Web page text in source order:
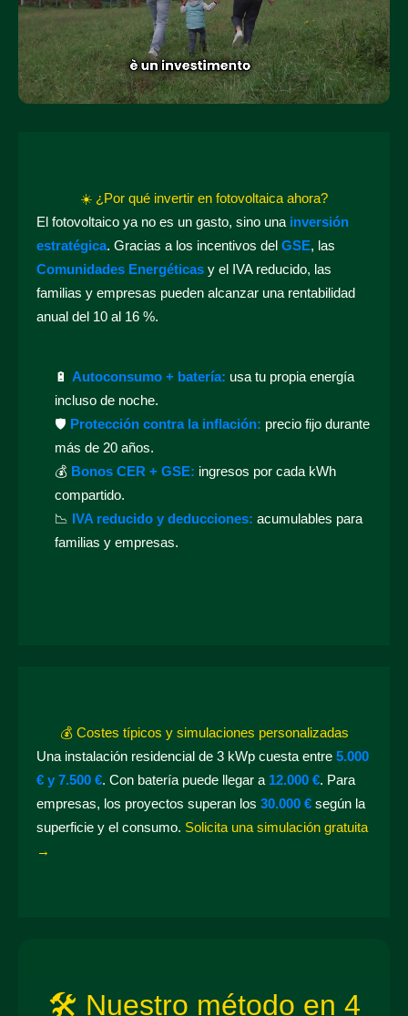
☀️ ¿Por qué invertir en fotovoltaica ahora?
El fotovoltaico ya no es un gasto, sino una inversión
estratégica. Gracias a los incentivos del GSE, las
Comunidades Energéticas y el IVA reducido, las
familias y empresas pueden alcanzar una rentabilidad
anual del 10 al 16 %.
🔋 Autoconsumo + batería: usa tu propia energía
incluso de noche.
🛡️ Protección contra la inflación: precio fijo durante
más de 20 años.
💰 Bonos CER + GSE: ingresos por cada kWh
compartido.
📉 IVA reducido y deducciones: acumulables para
familias y empresas.
💰 Costes típicos y simulaciones personalizadas
Una instalación residencial de 3 kWp cuesta entre 5.000
€ y 7.500 €. Con batería puede llegar a 12.000 €. Para
empresas, los proyectos superan los 30.000 € según la
superficie y el consumo. Solicita una simulación gratuita
→
🛠️ Nuestro método en 4